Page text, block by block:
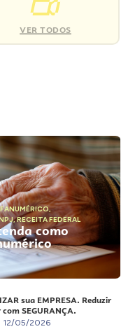
VER TODOS
,
,RECEITA FEDERAL
como
sua EMPRESA. Reduzir
SEGURANÇA.
12/05/2026